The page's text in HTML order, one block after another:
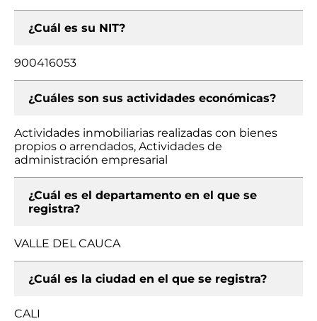
¿Cuál es su NIT?
900416053
¿Cuáles son sus actividades económicas?
Actividades inmobiliarias realizadas con bienes
propios o arrendados, Actividades de
administración empresarial
¿Cuál es el departamento en el que se
registra?
VALLE DEL CAUCA
¿Cuál es la ciudad en el que se registra?
CALI